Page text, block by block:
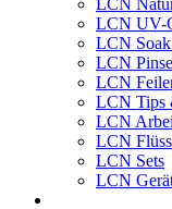
LCN
LCN UV-
LCN
LCN
LCN
LCN Tips
LCN
LCN
LCN Sets
LCN